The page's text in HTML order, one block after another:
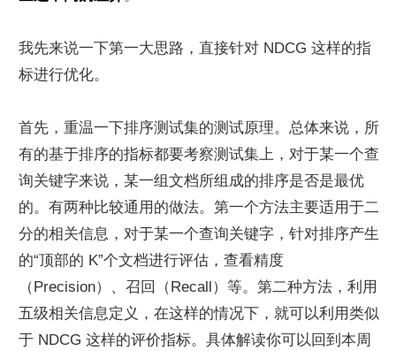
我先来说一下第一大思路，直接针对 NDCG 这样的指
标进行优化。
首先，重温一下排序测试集的测试原理。总体来说，所
有的基于排序的指标都要考察测试集上，对于某一个查
询关键字来说，某一组文档所组成的排序是否是最优
的。有两种比较通用的做法。第一个方法主要适用于二
分的相关信息，对于某一个查询关键字，针对排序产生
的“顶部的 K”个文档进行评估，查看精度
（Precision）、召回（Recall）等。第二种方法，利用
五级相关信息定义，在这样的情况下，就可以利用类似
于 NDCG 这样的评价指标。具体解读你可以回到本周